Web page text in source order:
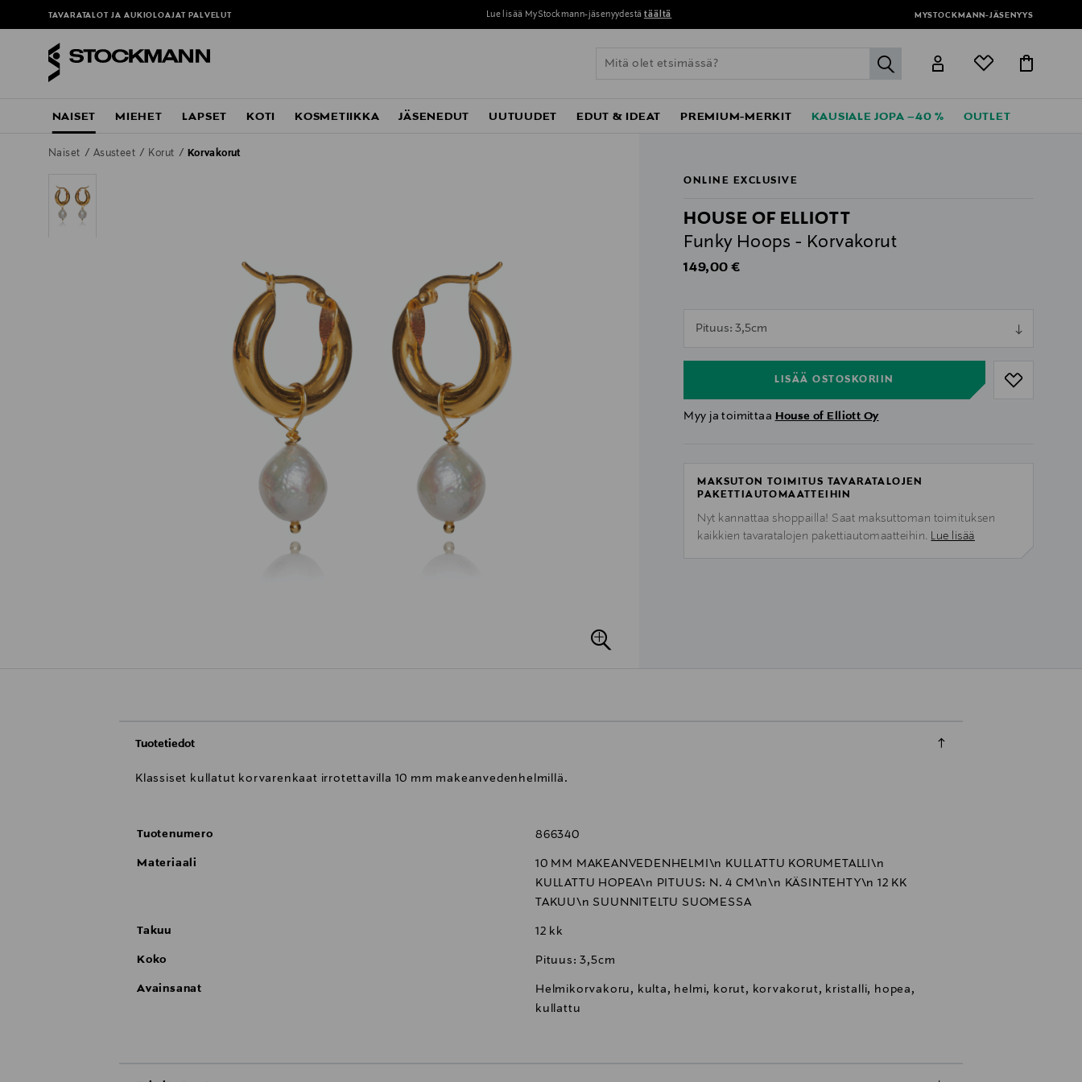
TAVARATALOT JA AUKIOLOAJAT PALVELUT Lue lisää MyStockmann-jäsenyydestä täältä MYSTOCKMANN-JÄSENYYS
label.header.go
NAISET MIEHET LAPSET KOTI KOSMETIIKKA JÄSENEDUT UUTUUDET EDUT & IDEAT PREMIUM-MERKIT KAUSIALE JOPA –40 % OUTLET
Naiset Asusteet Korut Korvakorut
ONLINE EXCLUSIVE
HOUSE OF ELLIOTT
Funky Hoops - Korvakorut
Original Price
149,00 €
Pituus: 3,5cm
LISÄÄ OSTOSKORIIN
Myy ja toimittaa House of Elliott Oy
MAKSUTON TOIMITUS TAVARATALOJEN
PAKETTIAUTOMAATTEIHIN
Nyt kannattaa shoppailla! Saat maksuttoman toimituksen
kaikkien tavaratalojen pakettiautomaatteihin. Lue lisää
Tuotetiedot
Klassiset kullatut korvarenkaat irrotettavilla 10 mm makeanvedenhelmillä.
Tuotenumero 866340
Materiaali
10 MM MAKEANVEDENHELMI\n KULLATTU KORUMETALLI\n
KULLATTU HOPEA\n PITUUS: N. 4 CM\n\n KÄSINTEHTY\n 12 KK
TAKUU\n SUUNNITELTU SUOMESSA
Takuu 12 kk
Koko Pituus: 3,5cm
Avainsanat
Helmikorvakoru, kulta, helmi, korut, korvakorut, kristalli, hopea,
kullattu